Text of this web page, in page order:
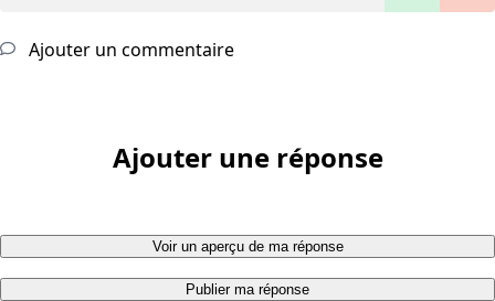
Ajouter un commentaire
Ajouter une réponse
Voir un aperçu de ma réponse
Publier ma réponse